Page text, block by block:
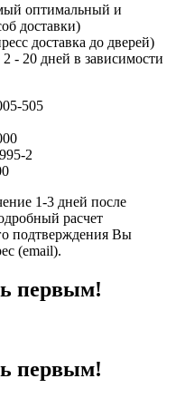
оптимальный и
доставки)
доставка до дверей)
- 20 дней в зависимости
505
2
1-3 дней после
расчет
подтверждения Вы
(email).
первым!
первым!